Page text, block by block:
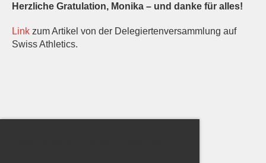
Herzliche Gratulation, Monika – und danke für alles!
Link zum Artikel von der Delegiertenversammlung auf
Swiss Athletics.